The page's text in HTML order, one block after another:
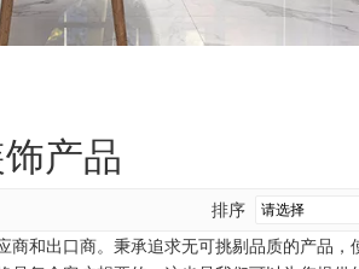
产品
排序
商和出口商。秉承追求无可挑剔品质的产品